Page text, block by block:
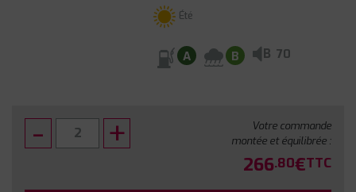
Été
A B B 70
Votre commande
montée et équilibrée :
266.80€TTC